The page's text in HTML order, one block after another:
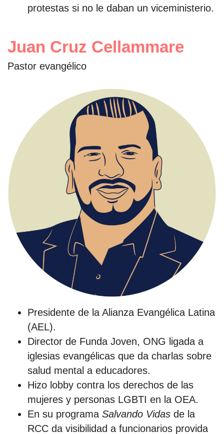
protestas si no le daban un viceministerio.
Juan Cruz Cellammare
Pastor evangélico
Presidente de la Alianza Evangélica Latina
(AEL).
Director de Funda Joven, ONG ligada a
iglesias evangélicas que da charlas sobre
salud mental a educadores.
Hizo lobby contra los derechos de las
mujeres y personas LGBTI en la OEA.
En su programa Salvando Vidas de la
RCC da visibilidad a funcionarios provida